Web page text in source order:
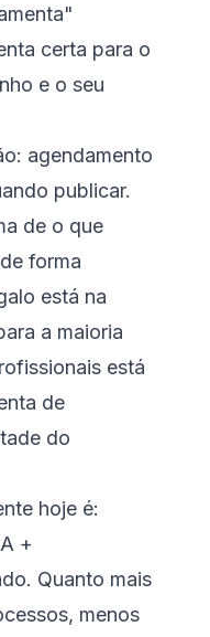
certa para o
e o seu
agendamento
publicar.
de o que
forma
está na
a maioria
está
de
do
hoje é:
+
Quanto mais
menos